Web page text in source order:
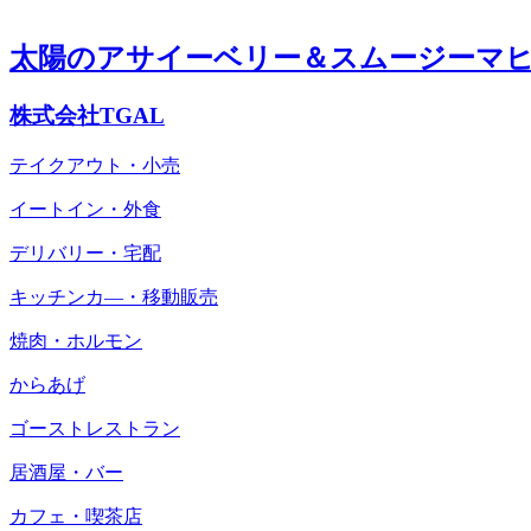
太陽のアサイーベリー＆スムージーマ
株式会社TGAL
テイクアウト・小売
イートイン・外食
デリバリー・宅配
キッチンカ―・移動販売
焼肉・ホルモン
からあげ
ゴーストレストラン
居酒屋・バー
カフェ・喫茶店